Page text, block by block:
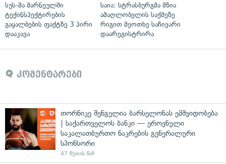
სუს-მა მარნეულში
ტექინსპექტირების
გაყალბების ფაქტზე 3 პირი
დააკავა
საია: სტრასბურგმა მზია
ამაღლობელის საქმეზე
რიგით მეოთხე საჩივარი
დაარეგისტრირა
კომენტარები
თორნიკე შენგელია ბარსელონას ემშვიდობება
| საქართველოს ბანკი — ეროვნული
საკალათბურთო ნაკრების გენერალური
სპონსორი
47 წუთის წინ